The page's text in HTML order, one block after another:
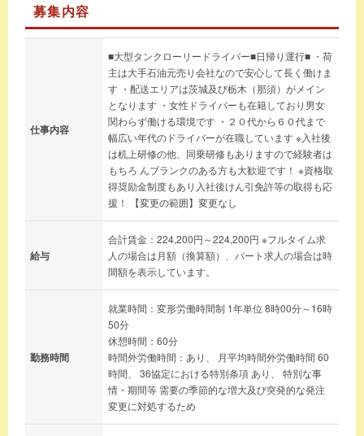
募集内容
仕事内容
■大型タンクローリードライバー■日帰り運行■ ・荷
主は大手石油元売り会社なので安心して長く働けま
す ・配送エリアは茨城及び栃木（那須）がメイン
となります ・女性ドライバーも在籍しており男女
関わらず働ける環境です ・２０代から６０代まで
幅広い年代のドライバーが在職しています ※入社後
は机上研修の他、同乗研修もありますので経験者は
もちろ んブランクのある方も大歓迎です！ ※資格取
得奨励金制度もあり入社後けん引免許等の取得も応
援！ 【変更の範囲】変更なし
給与
合計賃金：224,200円～224,200円 ※フルタイム求
人の場合は月額（換算額）、パート求人の場合は時
間額を表示しています。
勤務時間
就業時間：変形労働時間制 1年単位 8時00分～16時
50分
休憩時間：60分
時間外労働時間：あり、 月平均時間外労働時間 60
時間、 36協定における特別条項 あり、 特別な事
情・期間等 需要の季節的な増大及び突発的な発注
変更に対処するため